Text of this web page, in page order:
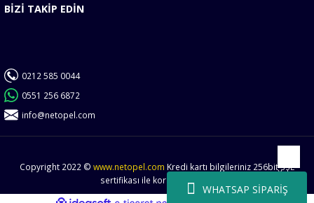
WHATSAP SİPARİŞ
BİZİ TAKİP EDİN
0212 585 0044
0551 256 6872
info@netopel.com
Copyright 2022 © www.netopel.com Kredi kartı bilgileriniz 256bit SSL
sertifikası ile korunmaktadır.
Yukarı